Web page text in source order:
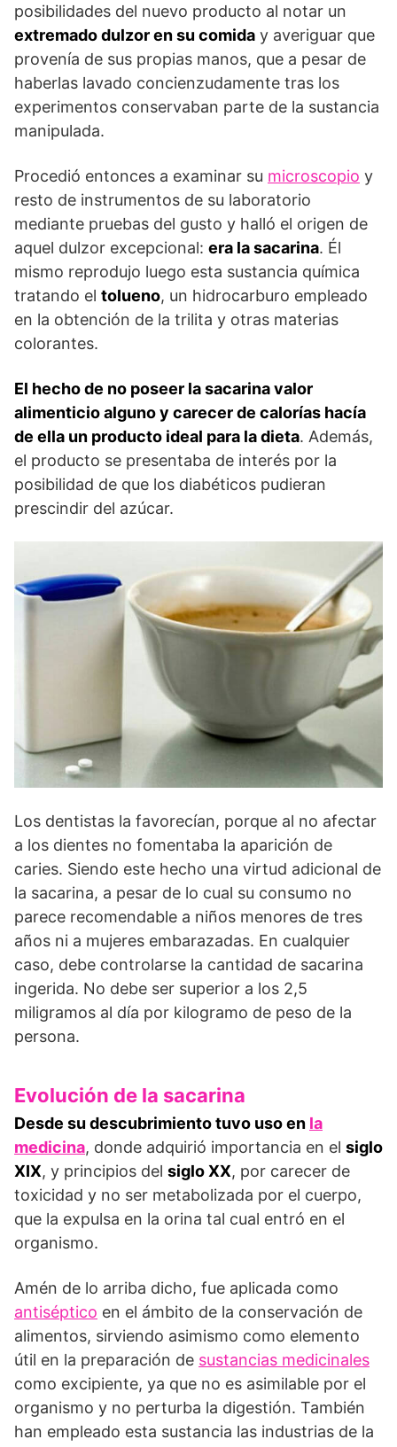
posibilidades del nuevo producto al notar un
extremado dulzor en su comida y averiguar que
provenía de sus propias manos, que a pesar de
haberlas lavado concienzudamente tras los
experimentos conservaban parte de la sustancia
manipulada.
Procedió entonces a examinar su microscopio y
resto de instrumentos de su laboratorio
mediante pruebas del gusto y halló el origen de
aquel dulzor excepcional: era la sacarina. Él
mismo reprodujo luego esta sustancia química
tratando el tolueno, un hidrocarburo empleado
en la obtención de la trilita y otras materias
colorantes.
El hecho de no poseer la sacarina valor
alimenticio alguno y carecer de calorías hacía
de ella un producto ideal para la dieta. Además,
el producto se presentaba de interés por la
posibilidad de que los diabéticos pudieran
prescindir del azúcar.
Los dentistas la favorecían, porque al no afectar
a los dientes no fomentaba la aparición de
caries. Siendo este hecho una virtud adicional de
la sacarina, a pesar de lo cual su consumo no
parece recomendable a niños menores de tres
años ni a mujeres embarazadas. En cualquier
caso, debe controlarse la cantidad de sacarina
ingerida. No debe ser superior a los 2,5
miligramos al día por kilogramo de peso de la
persona.
Evolución de la sacarina
Desde su descubrimiento tuvo uso en la
medicina, donde adquirió importancia en el siglo
XIX, y principios del siglo XX, por carecer de
toxicidad y no ser metabolizada por el cuerpo,
que la expulsa en la orina tal cual entró en el
organismo.
Amén de lo arriba dicho, fue aplicada como
antiséptico en el ámbito de la conservación de
alimentos, sirviendo asimismo como elemento
útil en la preparación de sustancias medicinales
como excipiente, ya que no es asimilable por el
organismo y no perturba la digestión. También
han empleado esta sustancia las industrias de la